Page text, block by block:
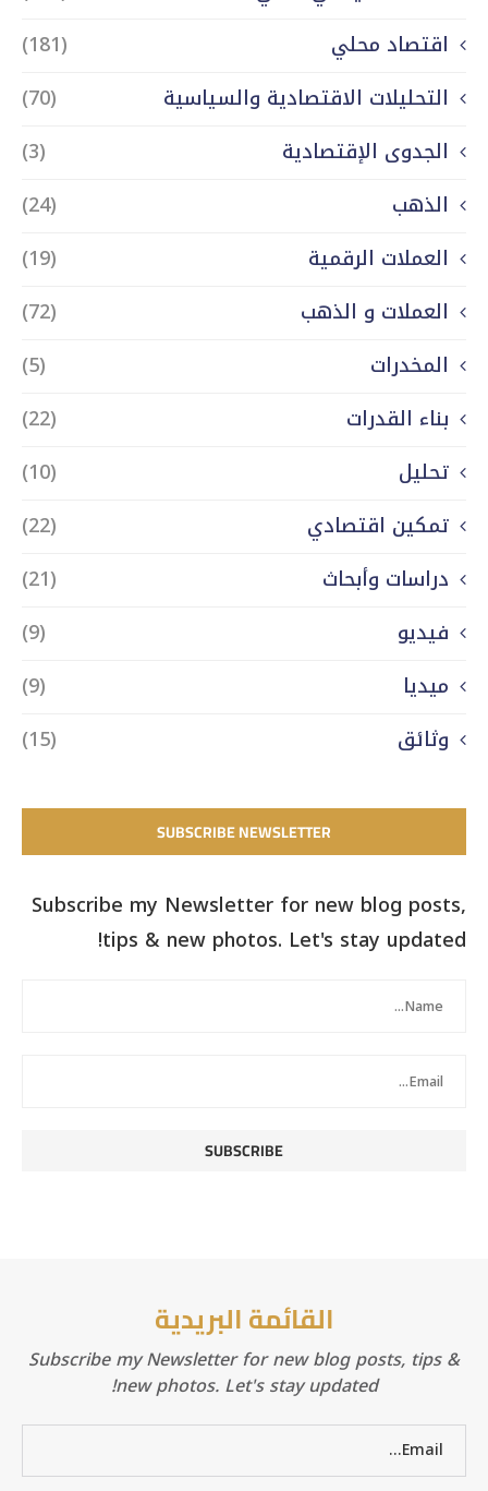
اقتصاد محلي
(181)
التحليلات الاقتصادية والسياسية
(70)
الجدوى الإقتصادية
(3)
الذهب
(24)
العملات الرقمية
(19)
العملات و الذهب
(72)
المخدرات
(5)
بناء القدرات
(22)
تحليل
(10)
تمكين اقتصادي
(22)
دراسات وأبحاث
(21)
فيديو
(9)
ميديا
(9)
وثائق
(15)
SUBSCRIBE NEWSLETTER
Subscribe my Newsletter for new blog posts,
tips & new photos. Let's stay updated!
القائمة البريدية
Subscribe my Newsletter for new blog posts, tips &
new photos. Let's stay updated!